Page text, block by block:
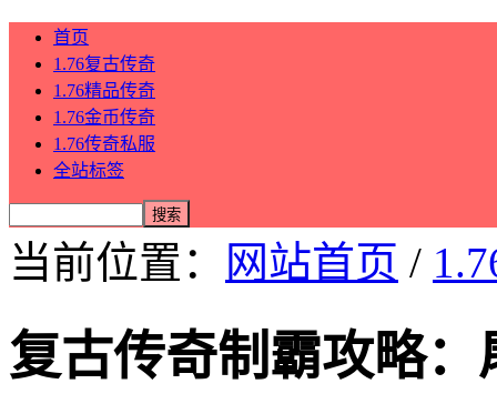
首页
1.76复古传奇
1.76精品传奇
1.76金币传奇
1.76传奇私服
全站标签
当前位置： 网站首页 /
复古传奇制霸攻略